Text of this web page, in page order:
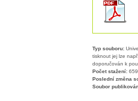
Typ souboru:
tisknout jej lze
doporučován k
Počet stažení: 659
Poslední změna
Soubor